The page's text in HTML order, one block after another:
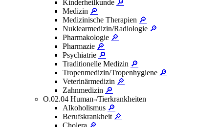
Kinderheilkunde 🔎
Medizin 🔎
Medizinische Therapien 🔎
Nuklearmedizin/Radiologie 🔎
Pharmakologie 🔎
Pharmazie 🔎
Psychiatrie 🔎
Traditionelle Medizin 🔎
Tropenmedizin/Tropenhygiene 🔎
Veterinärmedizin 🔎
Zahnmedizin 🔎
O.02.04 Human-/Tierkrankheiten
Alkoholismus 🔎
Berufskrankheit 🔎
Cholera 🔎